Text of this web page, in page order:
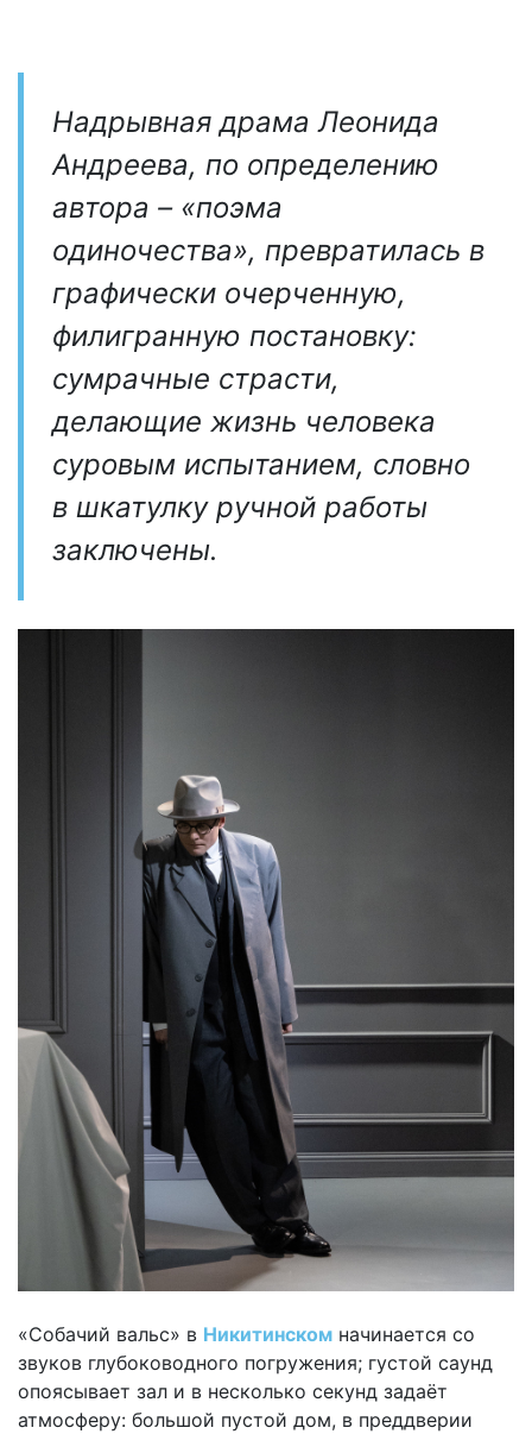
Надрывная драма Леонида
Андреева, по определению
автора – «поэма
одиночества», превратилась в
графически очерченную,
филигранную постановку:
сумрачные страсти,
делающие жизнь человека
суровым испытанием, словно
в шкатулку ручной работы
заключены.
«Собачий вальс» в Никитинском начинается со
звуков глубоководного погружения; густой саунд
опоясывает зал и в несколько секунд задаёт
атмосферу: большой пустой дом, в преддверии